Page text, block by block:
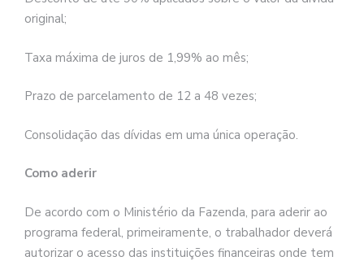
original;
Taxa máxima de juros de 1,99% ao mês;
Prazo de parcelamento de 12 a 48 vezes;
Consolidação das dívidas em uma única operação.
Como aderir
De acordo com o Ministério da Fazenda, para aderir ao
programa federal, primeiramente, o trabalhador deverá
autorizar o acesso das instituições financeiras onde tem